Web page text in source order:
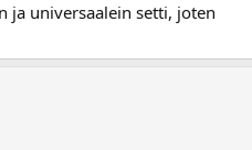
ja universaalein setti, joten